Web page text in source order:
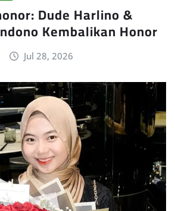
Dude Harlino &
Kembalikan Honor
Jul 28, 2026